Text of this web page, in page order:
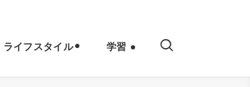
ライフスタイル 学習